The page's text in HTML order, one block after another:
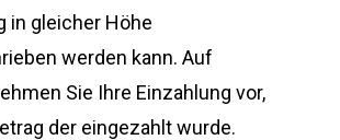
in gleicher Höhe
werden kann. Auf
Sie Ihre Einzahlung vor,
der eingezahlt wurde.